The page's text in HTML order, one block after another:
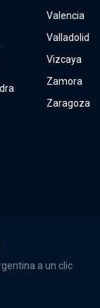
Valencia
Valladolid
Vizcaya
Zamora
Zaragoza
a un clic